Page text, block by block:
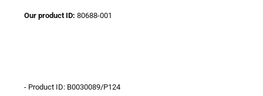
Our product ID: 80688-001
- Product ID: B0030089/P124